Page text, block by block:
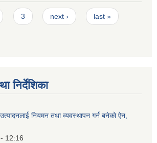
3 next › last »
निर्देशिका
नियमन तथा व्यवस्थापन गर्न बनेको ऐन,
12:16